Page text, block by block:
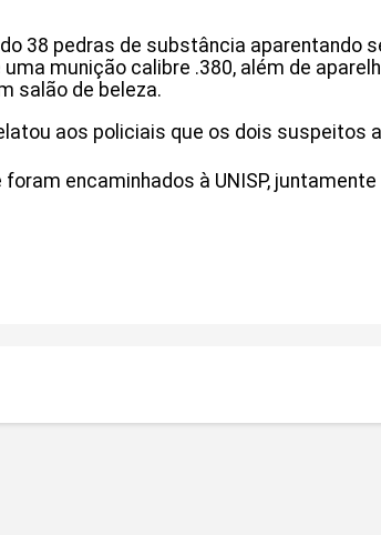
38 pedras de substância aparentando
munição calibre .380, além de
salão de beleza.
aos policiais que os dois
encaminhados à UNISP,